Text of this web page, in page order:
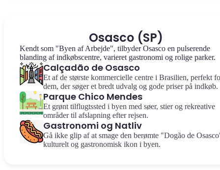
Osasco (SP)
Kendt som "Byen af Arbejde", tilbyder Osasco en pulserende
blanding af indkøbscentre, varieret gastronomi og rolige parker.
Calçadão de Osasco
Et af de største kommercielle centre i Brasilien, perfekt
dem, der søger et bredt udvalg og gode priser på indkøb.
Parque Chico Mendes
Et grønt tilflugtssted i byen med søer, stier og rekreative
områder til afslapning efter rejsen.
Gastronomi og Natliv
Gå ikke glip af at smage den berømte "Dogão de
kulturelt og gastronomisk ikon i byen.